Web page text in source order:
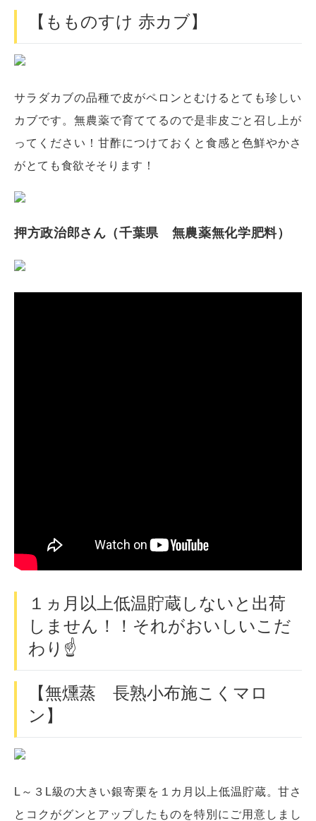
【もものすけ 赤カブ】
サラダカブの品種で皮がペロンとむけるとても珍しい
カブです。無農薬で育ててるので是非皮ごと召し上が
ってください！甘酢につけておくと食感と色鮮やかさ
がとても食欲そそります！
押方政治郎さん（千葉県 無農薬無化学肥料）
１ヵ月以上低温貯蔵しないと出荷
しません！！それがおいしいこだ
わり☝
【無燻蒸 長熟小布施こくマロ
ン】
L～３L級の大きい銀寄栗を１カ月以上低温貯蔵。甘さ
とコクがグンとアップしたものを特別にご用意しまし